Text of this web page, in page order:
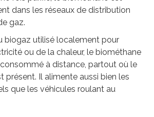
dans les réseaux de distribution
gaz.
biogaz utilisé localement pour
ou de la chaleur, le biométhane
à distance, partout où le
présent. Il alimente aussi bien les
que les véhicules roulant au